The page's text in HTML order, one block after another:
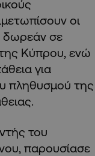
οι
δωρεάν σε
Κύπρου, ενώ
για
πληθυσμού της
του
παρουσίασε